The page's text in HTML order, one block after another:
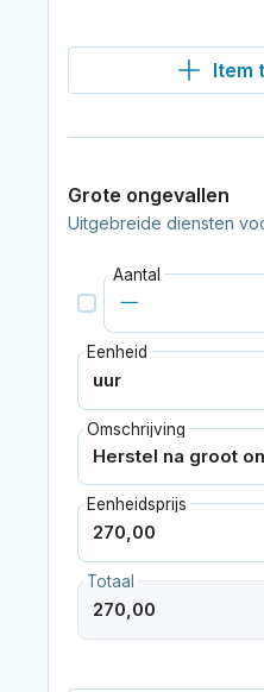
Item
Grote ongevallen
Uitgebreide diensten
Aantal
Eenheid
Omschrijving
Eenheidsprijs
Totaal